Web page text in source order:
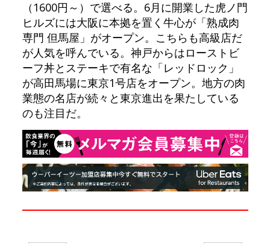
（1600円～）で選べる。6月に開業した虎ノ門
ヒルズには大阪に本拠を置く牛心が「熟成肉
専門 但馬屋」がオープン。こちらも高級店だ
が人気を呼んでいる。神戸からはローストビ
ーフ丼とステーキで有名な「レッドロック」
が高田馬場に東京1号店をオープン。地方の肉
業態の名店が続々と東京進出を果たしている
のも注目だ。